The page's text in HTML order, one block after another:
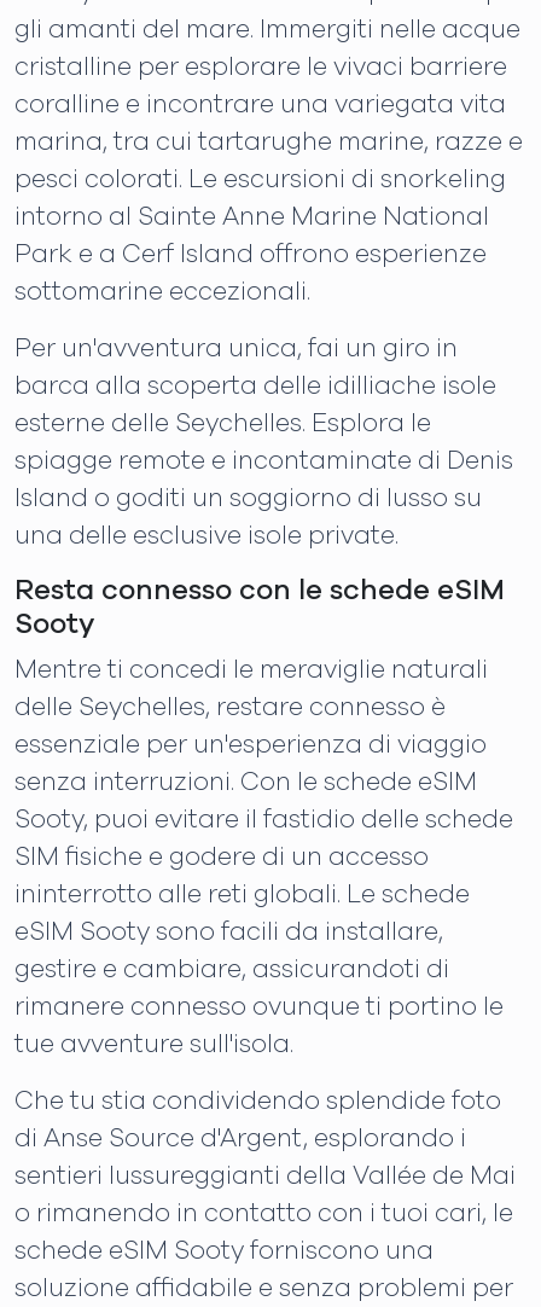
gli amanti del mare. Immergiti nelle acque
cristalline per esplorare le vivaci barriere
coralline e incontrare una variegata vita
marina, tra cui tartarughe marine, razze e
pesci colorati. Le escursioni di snorkeling
intorno al Sainte Anne Marine National
Park e a Cerf Island offrono esperienze
sottomarine eccezionali.
Per un'avventura unica, fai un giro in
barca alla scoperta delle idilliache isole
esterne delle Seychelles. Esplora le
spiagge remote e incontaminate di Denis
Island o goditi un soggiorno di lusso su
una delle esclusive isole private.
Resta connesso con le schede eSIM
Sooty
Mentre ti concedi le meraviglie naturali
delle Seychelles, restare connesso è
essenziale per un'esperienza di viaggio
senza interruzioni. Con le schede eSIM
Sooty, puoi evitare il fastidio delle schede
SIM fisiche e godere di un accesso
ininterrotto alle reti globali. Le schede
eSIM Sooty sono facili da installare,
gestire e cambiare, assicurandoti di
rimanere connesso ovunque ti portino le
tue avventure sull'isola.
Che tu stia condividendo splendide foto
di Anse Source d'Argent, esplorando i
sentieri lussureggianti della Vallée de Mai
o rimanendo in contatto con i tuoi cari, le
schede eSIM Sooty forniscono una
soluzione affidabile e senza problemi per